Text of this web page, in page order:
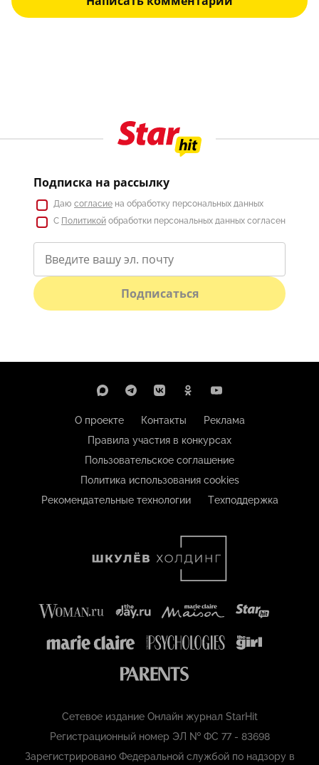
Подписка на рассылку
Даю согласие на обработку персональных данных
С Политикой обработки персональных данных согласен
Подписаться
О проекте Контакты
Реклама
Правила участия в конкурсах
Пользовательское соглашение
Политика использования cookies
Рекомендательные технологии
Техподдержка
Сетевое издание Онлайн журнал StarHit
Регистрационный номер ЭЛ № ФС 77 - 83698
Зарегистрировано Федеральной службой по надзору в